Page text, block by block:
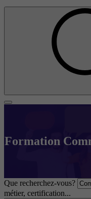
Formation
Que recherchez-vous?
métier, certification...